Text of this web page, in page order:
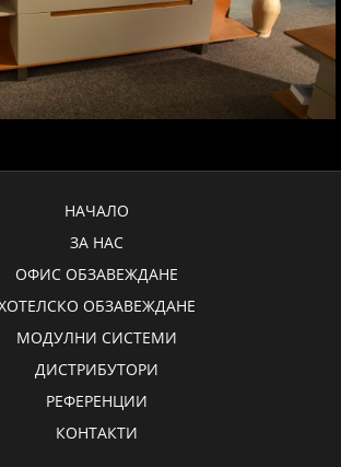
НАЧАЛО
ЗА НАС
ОФИС ОБЗАВЕЖДАНЕ
ОБЗАВЕЖДАНЕ
МОДУЛНИ СИСТЕМИ
ДИСТРИБУТОРИ
РЕФЕРЕНЦИИ
КОНТАКТИ